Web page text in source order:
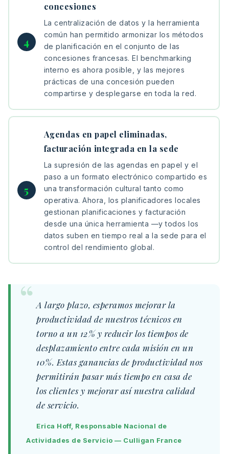
concesiones
La centralización de datos y la herramienta
común han permitido armonizar los métodos
de planificación en el conjunto de las
concesiones francesas. El benchmarking
interno es ahora posible, y las mejores
prácticas de una concesión pueden
compartirse y desplegarse en toda la red.
Agendas en papel eliminadas,
facturación integrada en la sede
La supresión de las agendas en papel y el
paso a un formato electrónico compartido es
una transformación cultural tanto como
operativa. Ahora, los planificadores locales
gestionan planificaciones y facturación
desde una única herramienta —y todos los
datos suben en tiempo real a la sede para el
control del rendimiento global.
A largo plazo, esperamos mejorar la
productividad de nuestros técnicos en
torno a un 12% y reducir los tiempos de
desplazamiento entre cada misión en un
10%. Estas ganancias de productividad nos
permitirán pasar más tiempo en casa de
los clientes y mejorar así nuestra calidad
de servicio.
Erica Hoff, Responsable Nacional de
Actividades de Servicio — Culligan France